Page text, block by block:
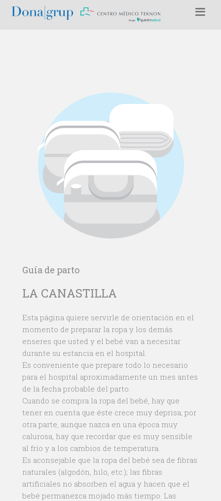
Guía de parto
LA CANASTILLA
Esta página quiere servirle de orientación en el
momento de preparar la ropa y los demás
enseres que usted y el bebé van a necesitar
durante su estancia en el hospital.
Es conveniente que prepare todo lo necesario
para el hospital aproximadamente un mes antes
de la fecha probable del parto.
Cuando se compra la ropa del bebé, hay que
tener en cuenta que éste crece muy deprisa; por
otra parte, aunque nazca en una época muy
calurosa, hay que recordar que es muy sensible
al frío y a los cambios de temperatura.
Es aconsejable que la ropa del bebé sea de fibras
naturales (algodón, hilo, etc.); las fibras
artificiales no absorben el agua y hacen que el
bebé permanezca mojado más tiempo. Las